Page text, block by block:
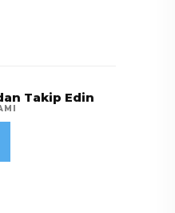
Takip Edin